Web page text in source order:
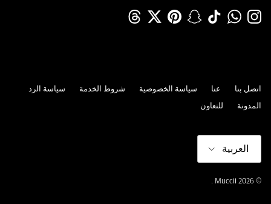
Instagram
WhatsApp
TikTok
Snapchat
Pinterest
Twitter
Threads
اتصل بنا عنا سياسة الخصوصية شروط الخدمة
سياسة الرد
المدونة
للتعاون
العربية
© 2026
Muccii
.